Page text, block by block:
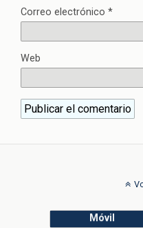
Correo electrónico *
Web
Móvil